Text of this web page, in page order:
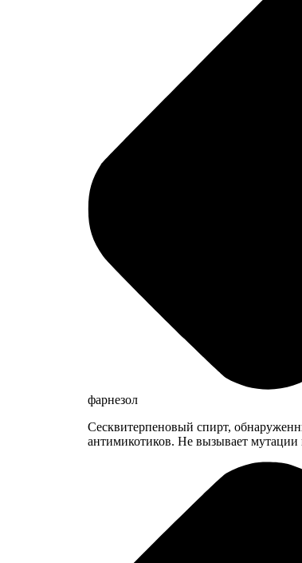
фарнезол
Сесквитерпеновый спирт,
антимикотиков. Не вызывает мутации